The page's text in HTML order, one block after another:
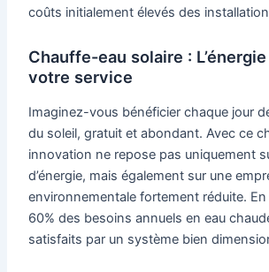
coûts initialement élevés des
Chauffe-eau solaire :
votre service
Imaginez-vous bénéficier chaque jour
du soleil, gratuit et abondant. Avec ce
innovation ne repose pas uniquement
d’énergie, mais également sur une
environnementale fortement réduite. En
60% des besoins annuels en eau
satisfaits par un système bien